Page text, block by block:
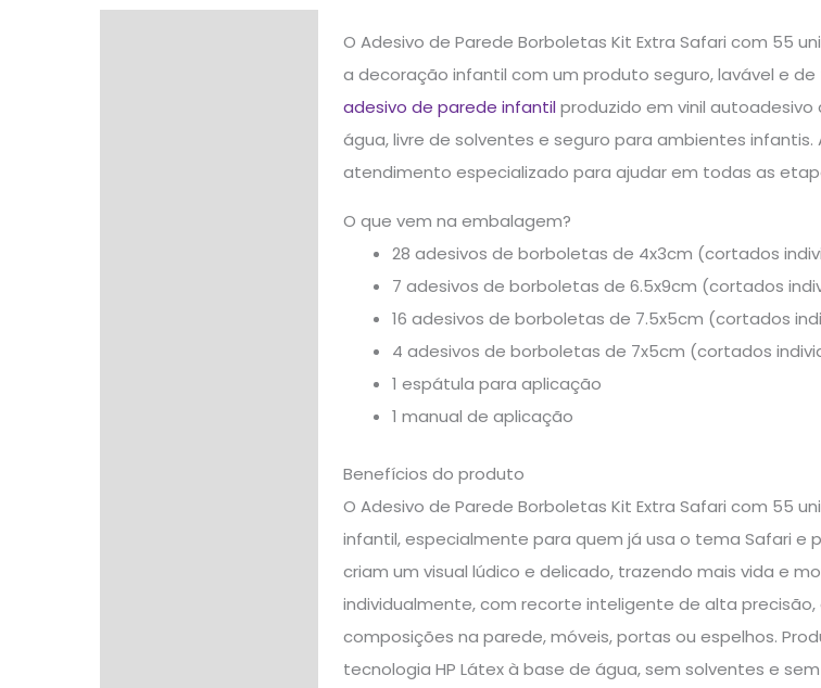
O Adesivo de Parede Borboletas Kit Extra Safari com 55
a decoração infantil com um produto seguro, lavável e
adesivo de parede infantil produzido em vinil
água, livre de solventes e seguro para ambientes
atendimento especializado para ajudar em todas as
O que vem na embalagem?
28 adesivos de borboletas de 4x3cm (cortados
7 adesivos de borboletas de 6.5x9cm (cortados
16 adesivos de borboletas de 7.5x5cm (cortados
4 adesivos de borboletas de 7x5cm (cortados
1 espátula para aplicação
1 manual de aplicação
Benefícios do produto
O Adesivo de Parede Borboletas Kit Extra Safari com
infantil, especialmente para quem já usa o tema Safari e
criam um visual lúdico e delicado, trazendo mais vida e
individualmente, com recorte inteligente de alta
composições na parede, móveis, portas ou espelhos.
tecnologia HP Látex à base de água, sem solventes e